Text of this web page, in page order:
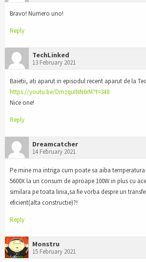
Bravo! Numero uno!
Reply
TechLinked
13 February 2021
Baietii, ati aparut in episodul recent aparut de la
https://youtu.be/DmzquINN6rM?t=348
Nice one!
Reply
Dreamcatcher
14 February 2021
Pe mine ma intriga cum poate sa aiba
5600X la un consum de aproape 100W in plus cu
similara pe toata linia,sa fie vorba despre un
eficient(alta constructie)?!
Reply
Monstru
15 February 2021